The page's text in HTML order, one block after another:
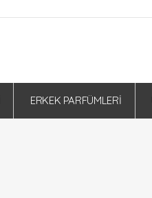
ERKEK PARFÜMLERİ